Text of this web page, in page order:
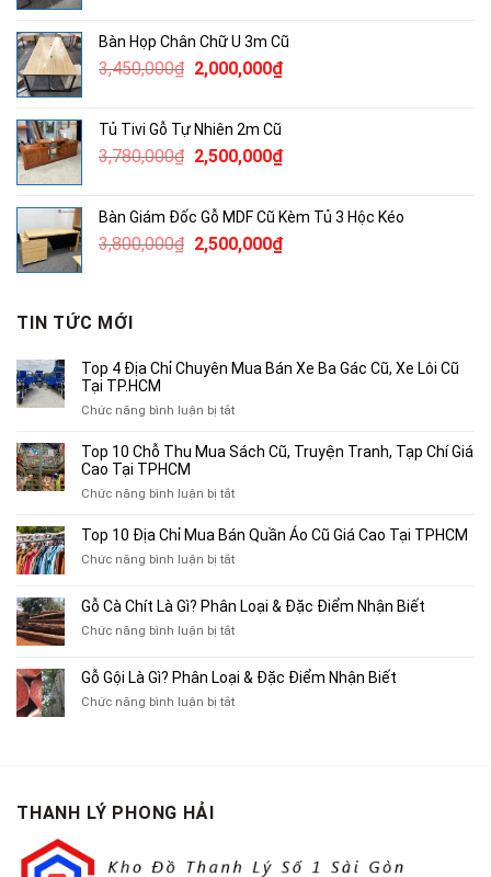
1,050,000₫.
là:
850,000₫.
Bàn Họp Chân Chữ U 3m Cũ
3,450,000₫ Giá
3,450,000₫.
2,000,000₫Giá
2,000,000₫.
Tủ Tivi Gỗ Tự Nhiên 2m Cũ
3,780,000₫ Giá
3,780,000₫.
2,500,000₫Giá
là:
2,500,000₫.
Bàn Giám Đốc Gỗ MDF Cũ Kèm Tủ 3 Hộc Kéo
3,800,000₫ Giá
2,500,000₫Giá
TIN TỨC MỚI
Top 4 Địa Chỉ Chuyên Mua Bán Xe Ba Gác Cũ, Xe Lôi Cũ
Tại TP.HCM
Chức năng bình luận bị tắtở
4
Chuyên
Bán
Xe
Cũ,
Xe
Cũ
TP.HCM
Top 10 Chỗ Thu Mua Sách Cũ, Truyện Tranh, Tạp Chí Giá
Cao Tại TPHCM
Chức năng bình luận bị tắtở
10
Thu
Sách
Tạp
Chí
Top 10 Địa Chỉ Mua Bán Quần Áo Cũ Giá Cao Tại TPHCM
Chức năng bình luận bị tắtở
Địa
Chỉ
Bán
Áo
Gỗ Cà Chít Là Gì? Phân Loại & Đặc Điểm Nhận Biết
Chức năng bình luận bị tắtở
Chít
Là
Gỗ Gội Là Gì? Phân Loại & Đặc Điểm Nhận Biết
Chức năng bình luận bị tắtở
Điểm
THANH LÝ PHONG HẢI